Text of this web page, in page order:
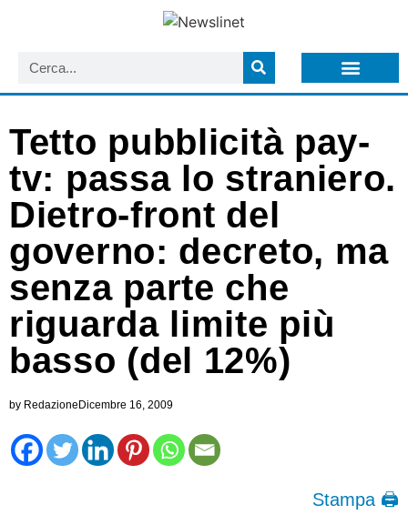
Tetto pubblicità pay-
tv: passa lo straniero.
Dietro-front del
governo: decreto, ma
senza parte che
riguarda limite più
basso (del 12%)
by RedazioneDicembre 16, 2009
Stampa 🖨